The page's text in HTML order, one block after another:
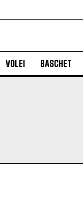
VOLEI BASCHET